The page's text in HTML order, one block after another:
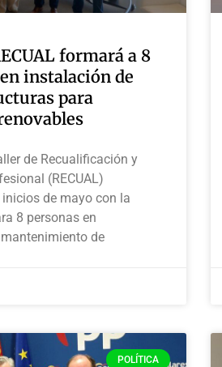
formará a 8
instalación de
para
de Recualificación y
(RECUAL)
de mayo con la
8 personas en
de
POLÍTICA